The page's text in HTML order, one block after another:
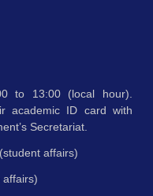
to 13:00 (local hour).
academic ID card with
Secretariat.
affairs)
affairs)